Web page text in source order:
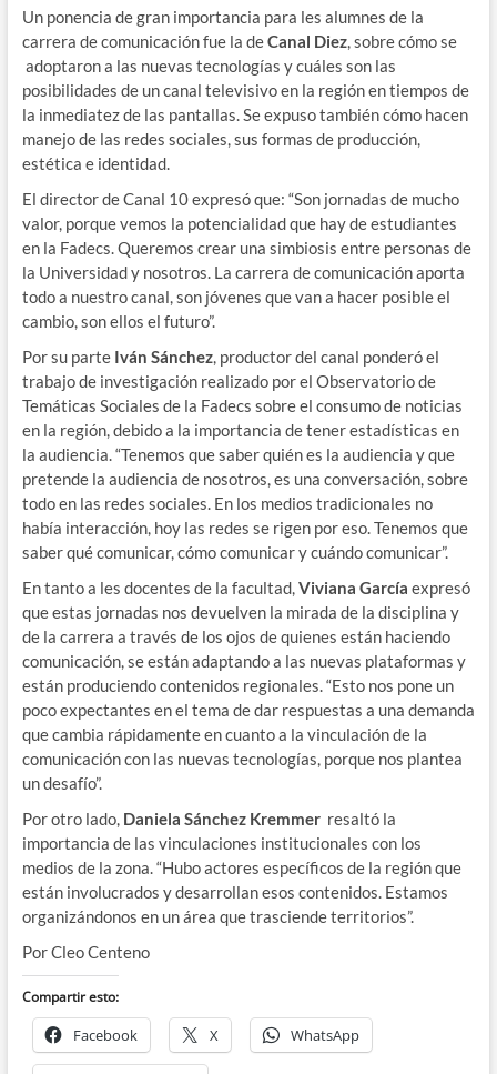
Un ponencia de gran importancia para les alumnes de la
carrera de comunicación fue la deCanal Diez, sobre cómo se
adoptaron a las nuevas tecnologías y cuáles son las
posibilidades de un canal televisivo en la región en tiempos de
la inmediatez de las pantallas. Se expuso también cómo hacen
manejo de las redes sociales, sus formas de producción,
estética e identidad.
El director de Canal 10 expresó que: “Son jornadas de mucho
valor, porque vemos la potencialidad que hay de estudiantes
en la Fadecs. Queremos crear una simbiosis entre personas de
la Universidad y nosotros. La carrera de comunicación aporta
todo a nuestro canal, son jóvenes que van a hacer posible el
cambio, son ellos el futuro”.
Por su parte Iván Sánchez, productor del canal ponderó el
trabajo de investigación realizado por el Observatorio de
Temáticas Sociales de la Fadecs sobre el consumo de noticias
en la región, debido a la importancia de tener estadísticas en
la audiencia. “Tenemos que saber quién es la audiencia y que
pretende la audiencia de nosotros, es una conversación, sobre
todo en las redes sociales. En los medios tradicionales no
había interacción, hoy las redes se rigen por eso. Tenemos que
saber qué comunicar, cómo comunicar y cuándo comunicar”.
En tanto a les docentes de la facultad,Viviana García expresó
que estas jornadas nos devuelven la mirada de la disciplina y
de la carrera a través de los ojos de quienes están haciendo
comunicación, se están adaptando a las nuevas plataformas y
están produciendo contenidos regionales. “Esto nos pone un
poco expectantes en el tema de dar respuestas a una demanda
que cambia rápidamente en cuanto a la vinculación de la
comunicación con las nuevas tecnologías, porque nos plantea
un desafío”.
Por otro lado, Daniela Sánchez Kremmerresaltó la
importancia de las vinculaciones institucionales con los
medios de la zona. “Hubo actores específicos de la región que
están involucrados y desarrollan esos contenidos. Estamos
organizándonos en un área que trasciende territorios”.
Por Cleo Centeno
Compartir esto:
Facebook X WhatsApp